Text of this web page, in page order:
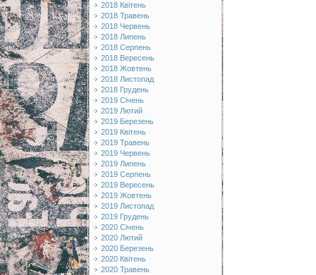
2018 Квітень
2018 Травень
2018 Червень
2018 Липень
2018 Серпень
2018 Вересень
2018 Жовтень
2018 Листопад
2018 Грудень
2019 Січень
2019 Лютий
2019 Березень
2019 Квітень
2019 Травень
2019 Червень
2019 Липень
2019 Серпень
2019 Вересень
2019 Жовтень
2019 Листопад
2019 Грудень
2020 Січень
2020 Лютий
2020 Березень
2020 Квітень
2020 Травень